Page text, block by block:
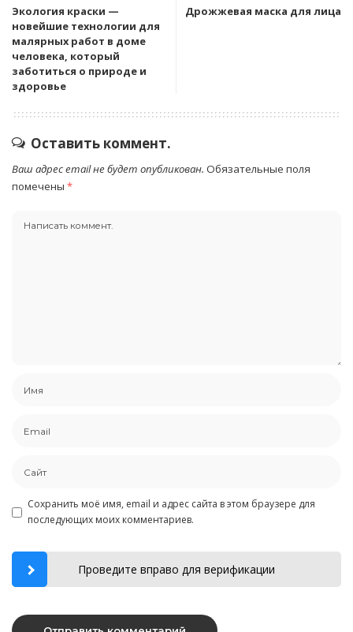
Экология краски —
новейшие технологии для
малярных работ в доме
человека, который
заботиться о природе и
здоровье
Дрожжевая маска для лица
Оставить коммент.
Ваш адрес email не будет опубликован. Обязательные поля
помечены *
Сохранить моё имя, email и адрес сайта в этом браузере для
последующих моих комментариев.
Проведите вправо для верификации